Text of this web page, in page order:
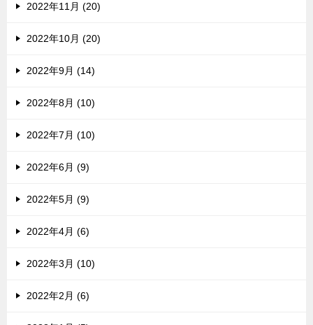
2022年11月 (20)
2022年10月 (20)
2022年9月 (14)
2022年8月 (10)
2022年7月 (10)
2022年6月 (9)
2022年5月 (9)
2022年4月 (6)
2022年3月 (10)
2022年2月 (6)